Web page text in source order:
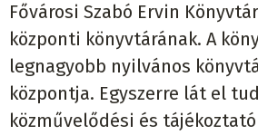
Fővárosi Szabó Ervin Könyvtár
központi könyvtárának. A
legnagyobb nyilvános
központja. Egyszerre lát el
közművelődési és